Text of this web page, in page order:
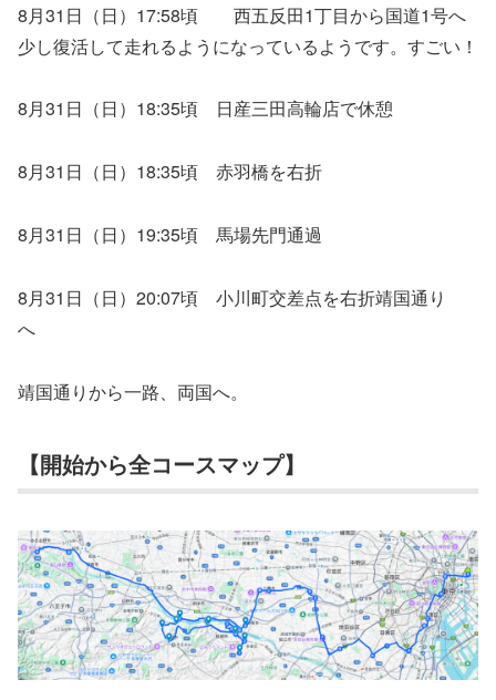
8月31日（日）17:58頃 西五反田1丁目から国道1号へ
少し復活して走れるようになっているようです。すごい！
8月31日（日）18:35頃 日産三田高輪店で休憩
8月31日（日）18:35頃 赤羽橋を右折
8月31日（日）19:35頃 馬場先門通過
8月31日（日）20:07頃 小川町交差点を右折靖国通り
へ
靖国通りから一路、両国へ。
【開始から全コースマップ】